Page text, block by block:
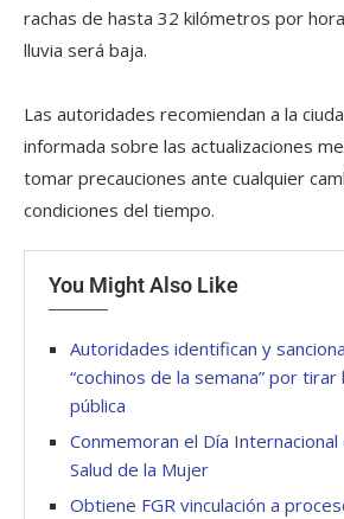
rachas de hasta 32 kilómetros por
lluvia será baja.
Las autoridades recomiendan a la
informada sobre las actualizaciones
tomar precauciones ante cualquier
condiciones del tiempo.
You Might Also Like
Autoridades identifican y
“cochinos de la semana” por tirar
pública
Conmemoran el Día Internacional
Salud de la Mujer
Obtiene FGR vinculación a